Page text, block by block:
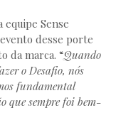
Sense
desse porte
da marca. “Quando
o Desafio, nós
fundamental
que sempre foi bem-